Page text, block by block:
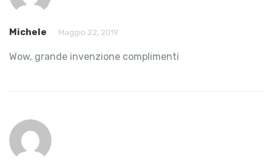
Michele Maggio 22, 2019
Wow, grande invenzione complimenti